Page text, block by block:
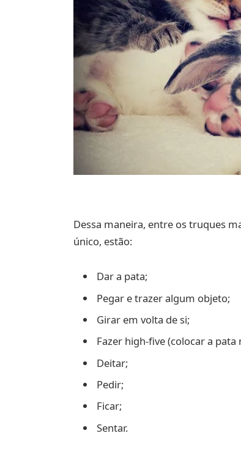
Dessa maneira, entre os truques
único, estão:
Dar a pata;
Pegar e trazer algum objeto;
Girar em volta de si;
Fazer high-five (colocar a
Deitar;
Pedir;
Ficar;
Sentar.